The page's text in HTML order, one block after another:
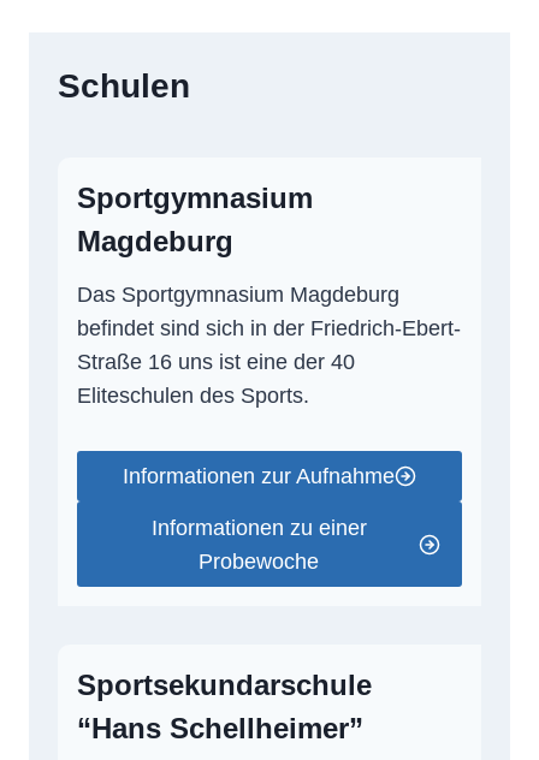
Schulen
Sportgymnasium
Magdeburg
Das Sportgymnasium Magdeburg
befindet sind sich in der Friedrich-Ebert-
Straße 16 uns ist eine der 40
Eliteschulen des Sports.
Informationen zur Aufnahme
Informationen zu einer
Probewoche
Sportsekundarschule
“Hans Schellheimer”